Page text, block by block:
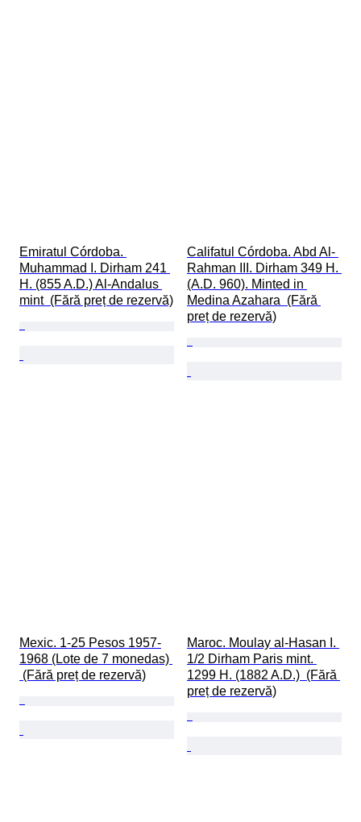
Emiratul Córdoba.
Muhammad I. Dirham 241
H. (855 A.D.) Al-Andalus
mint  (Fără preț de rezervă)
Califatul Córdoba. Abd Al-
Rahman III. Dirham 349 H.
(A.D. 960). Minted in
Medina Azahara  (Fără
preț de rezervă)
Mexic. 1-25 Pesos 1957-
1968 (Lote de 7 monedas)
(Fără preț de rezervă)
Maroc. Moulay al-Hasan I.
1/2 Dirham Paris mint.
1299 H. (1882 A.D.)  (Fără
preț de rezervă)